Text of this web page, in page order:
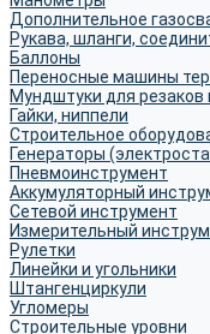
Дополнительное
Рукава, шланги,
Баллоны
Переносные машины
Мундштуки для резаков
Гайки, ниппели
Строительное
Генераторы
Пневмоинструмент
Аккумуляторный
Сетевой инструмент
Измерительный
Рулетки
Линейки и угольники
Штангенциркули
Угломеры
Строительные уровни